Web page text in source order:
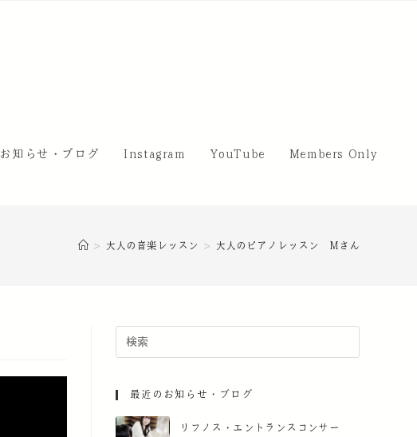
お知らせ・ブログ Instagram YouTube Members Only
> 大人の音楽レッスン > 大人のピアノレッスン Mさん
最近のお知らせ・ブログ
リフノス・エントランスコンサー